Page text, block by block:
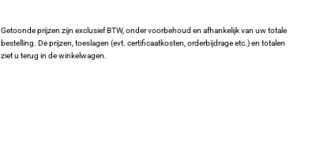
Getoonde prijzen zijn exclusief BTW, onder voorbehoud en afhankelijk van uw totale
bestelling. De prijzen, toeslagen (evt. certificaatkosten, orderbijdrage etc.) en totalen
ziet u terug in de winkelwagen.